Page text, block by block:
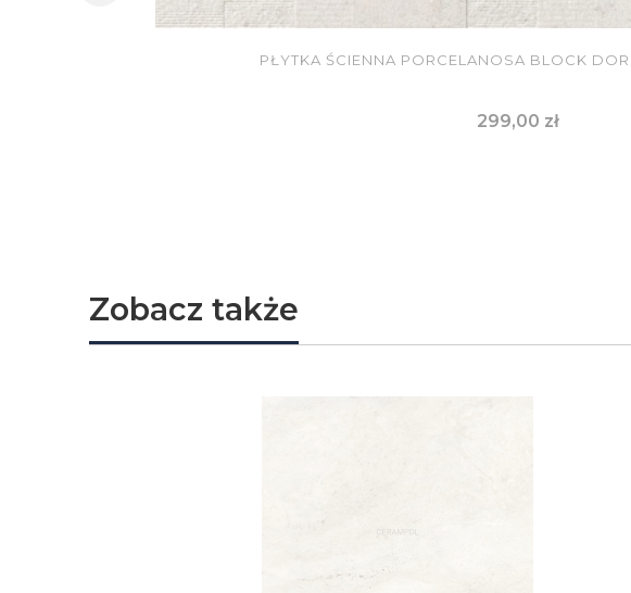
PŁYTKA ŚCIENNA PORCELANOSA BLOCK
Cena
299,00 zł
Zobacz także